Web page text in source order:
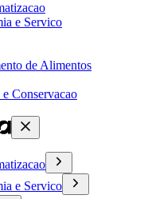
e Servico
de Alimentos
Conservacao
e Servico